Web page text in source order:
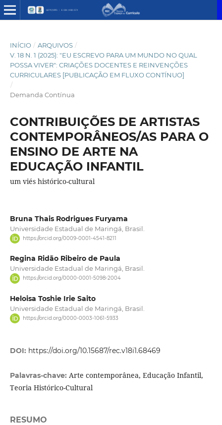
INÍCIO / ARQUIVOS /
V. 18 N. 1 (2025): "EU ESCREVO PARA UM MUNDO NO QUAL
POSSA VIVER": CRIAÇÕES DOCENTES E REINVENÇÕES
CURRICULARES [PUBLICAÇÃO EM FLUXO CONTÍNUO]
/
Demanda Contínua
CONTRIBUIÇÕES DE ARTISTAS
CONTEMPORÂNEOS/AS PARA O
ENSINO DE ARTE NA
EDUCAÇÃO INFANTIL
um viés histórico-cultural
Bruna Thais Rodrigues Furyama
Universidade Estadual de Maringá, Brasil.
https://orcid.org/0009-0001-4541-8211
Regina Ridão Ribeiro de Paula
Universidade Estadual de Maringá, Brasil.
https://orcid.org/0000-0001-5098-2004
Heloisa Toshie Irie Saito
Universidade Estadual de Maringá, Brasil.
https://orcid.org/0000-0003-1061-5933
DOI: https://doi.org/10.15687/rec.v18i1.68469
Palavras-chave: Arte contemporânea, Educação Infantil,
Teoria Histórico-Cultural
RESUMO